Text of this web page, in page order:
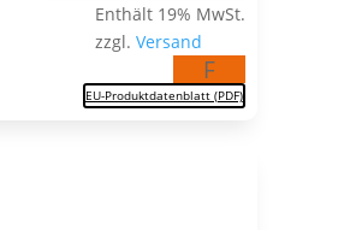
Enthält 19% MwSt.
zzgl. Versand
F
EU-Produktdatenblatt (PDF)